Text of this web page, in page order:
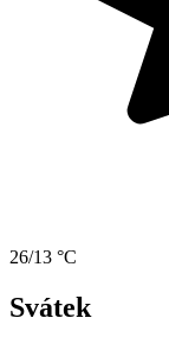
26/13 °C
Svátek